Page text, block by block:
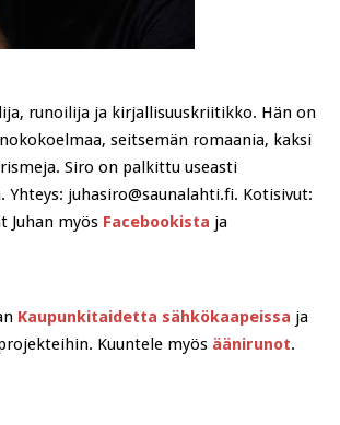
runoilija ja kirjallisuuskriitikko. Hän on
seitsemän romaania, kaksi
Siro on palkittu useasti
juhasiro@saunalahti.fi. Kotisivut:
Juhan myös Facebookista ja
Kaupunkitaidetta sähkökaapeissa ja
Kuuntele myös äänirunot.